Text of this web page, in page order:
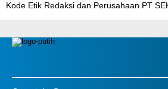
Kode Etik Redaksi dan Perusahaan PT